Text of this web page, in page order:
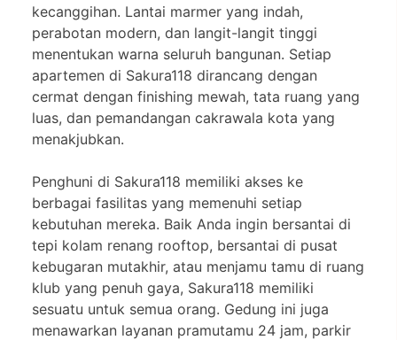
kecanggihan. Lantai marmer yang indah,
perabotan modern, dan langit-langit tinggi
menentukan warna seluruh bangunan. Setiap
apartemen di Sakura118 dirancang dengan
cermat dengan finishing mewah, tata ruang yang
luas, dan pemandangan cakrawala kota yang
menakjubkan.
Penghuni di Sakura118 memiliki akses ke
berbagai fasilitas yang memenuhi setiap
kebutuhan mereka. Baik Anda ingin bersantai di
tepi kolam renang rooftop, bersantai di pusat
kebugaran mutakhir, atau menjamu tamu di ruang
klub yang penuh gaya, Sakura118 memiliki
sesuatu untuk semua orang. Gedung ini juga
menawarkan layanan pramutamu 24 jam, parkir